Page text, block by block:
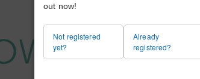
out now!
Not registered
yet?
Already
registered?